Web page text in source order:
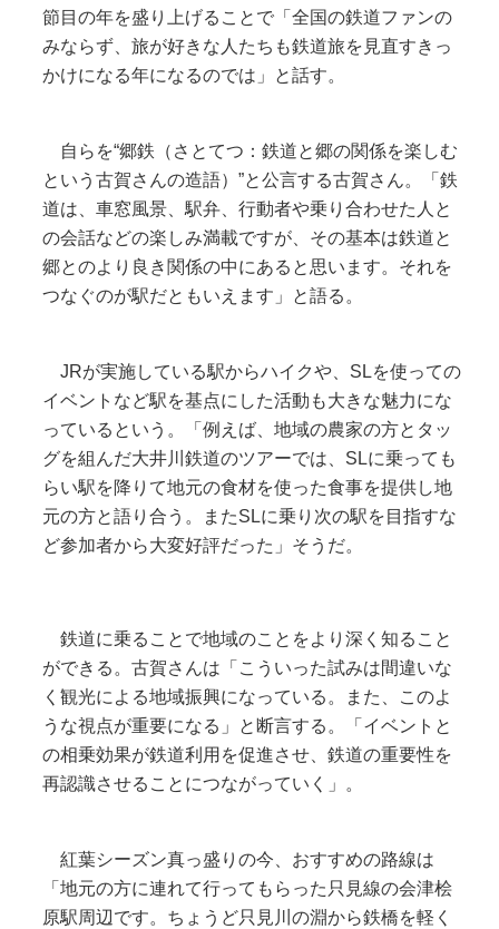
節目の年を盛り上げることで「全国の鉄道ファンの
みならず、旅が好きな人たちも鉄道旅を見直すきっ
かけになる年になるのでは」と話す。
自らを“郷鉄（さとてつ：鉄道と郷の関係を楽しむ
という古賀さんの造語）”と公言する古賀さん。「鉄
道は、車窓風景、駅弁、行動者や乗り合わせた人と
の会話などの楽しみ満載ですが、その基本は鉄道と
郷とのより良き関係の中にあると思います。それを
つなぐのが駅だともいえます」と語る。
JRが実施している駅からハイクや、SLを使っての
イベントなど駅を基点にした活動も大きな魅力にな
っているという。「例えば、地域の農家の方とタッ
グを組んだ大井川鉄道のツアーでは、SLに乗っても
らい駅を降りて地元の食材を使った食事を提供し地
元の方と語り合う。またSLに乗り次の駅を目指すな
ど参加者から大変好評だった」そうだ。
鉄道に乗ることで地域のことをより深く知ること
ができる。古賀さんは「こういった試みは間違いな
く観光による地域振興になっている。また、このよ
うな視点が重要になる」と断言する。「イベントと
の相乗効果が鉄道利用を促進させ、鉄道の重要性を
再認識させることにつながっていく」。
紅葉シーズン真っ盛りの今、おすすめの路線は
「地元の方に連れて行ってもらった只見線の会津桧
原駅周辺です。ちょうど只見川の淵から鉄橋を軽く